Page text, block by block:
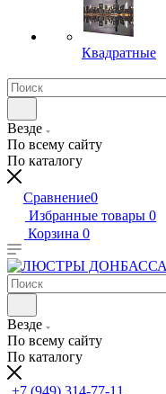
Квадратные
Везде
По всему сайту
По каталогу
Сравнение0
Избранные товары 0
Корзина 0
Везде
По всему сайту
По каталогу
+7 (949) 314-77-11